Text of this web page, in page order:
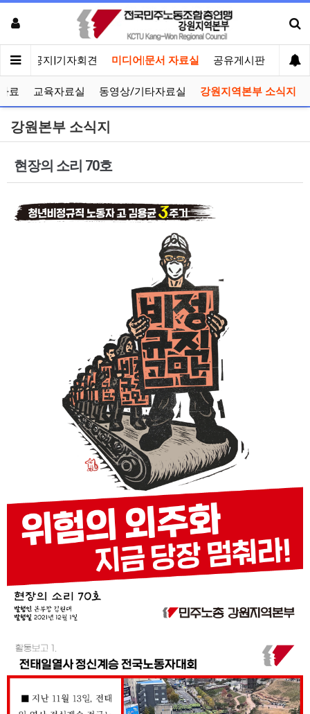
인 공지|기자회견 미디어|문서 자료실 공유게시판 선거
료 교육자료실 동영상/기타자료실 강원지역본부 소식지
강원본부 소식지
현장의 소리 70호